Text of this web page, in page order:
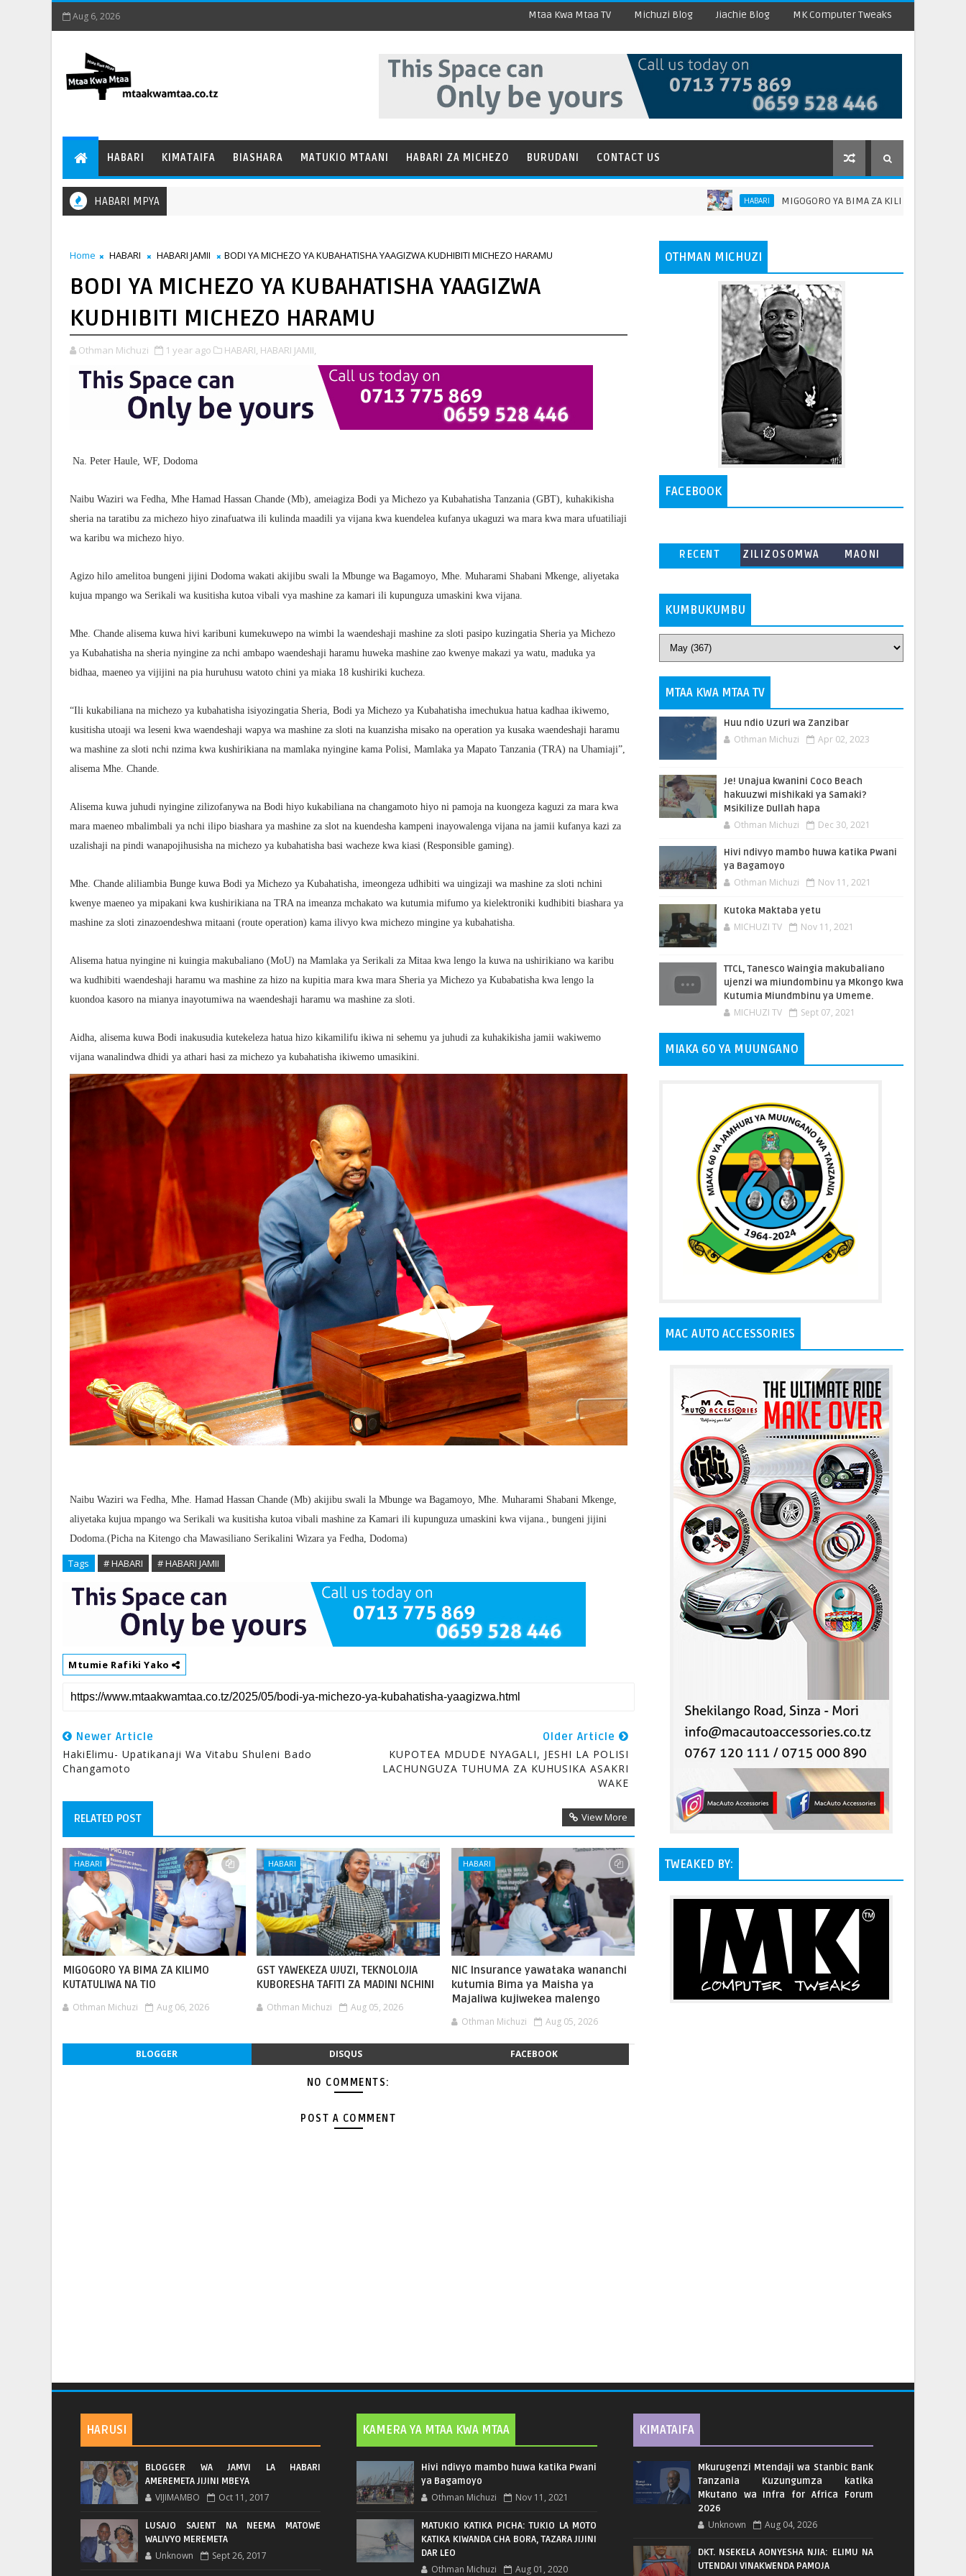
Aug 6, 2026 Mtaa Kwa Mtaa TV Michuzi Blog Jiachie Blog MK Computer Tweaks
HABARI KIMATAIFA BIASHARA MATUKIO MTAANI HABARI ZA MICHEZO BURUDANI CONTACT US
HABARI MPYA HABARI MIGOGORO YA BIMA ZA KILIMO KUTATULIWA NA TIO
Home HABARI HABARI JAMII BODI YA MICHEZO YA KUBAHATISHA YAAGIZWA KUDHIBITI MICHEZO HARAMU
BODI YA MICHEZO YA KUBAHATISHA YAAGIZWA
KUDHIBITI MICHEZO HARAMU
Othman Michuzi 1 year ago HABARI, HABARI JAMII,
Na. Peter Haule, WF, Dodoma
Naibu Waziri wa Fedha, Mhe Hamad Hassan Chande (Mb), ameiagiza Bodi ya Michezo ya Kubahatisha Tanzania (GBT), kuhakikisha
sheria na taratibu za michezo hiyo zinafuatwa ili kulinda maadili ya vijana kwa kuendelea kufanya ukaguzi wa mara kwa mara ufuatiliaji
wa karibu wa michezo hiyo.
Agizo hilo amelitoa bungeni jijini Dodoma wakati akijibu swali la Mbunge wa Bagamoyo, Mhe. Muharami Shabani Mkenge, aliyetaka
kujua mpango wa Serikali wa kusitisha kutoa vibali vya mashine za kamari ili kupunguza umaskini kwa vijana.
Mhe. Chande alisema kuwa hivi karibuni kumekuwepo na wimbi la waendeshaji mashine za sloti pasipo kuzingatia Sheria ya Michezo
ya Kubahatisha na sheria nyingine za nchi ambapo waendeshaji haramu huweka mashine zao kwenye makazi ya watu, maduka ya
bidhaa, maeneo ya vijijini na pia huruhusu watoto chini ya miaka 18 kushiriki kucheza.
“Ili kukabiliana na michezo ya kubahatisha isiyozingatia Sheria, Bodi ya Michezo ya Kubahatisha imechukua hatua kadhaa ikiwemo,
kusitisha utoaji wa leseni kwa waendeshaji wapya wa mashine za sloti na kuanzisha misako na operation ya kusaka waendeshaji haramu
wa mashine za sloti nchi nzima kwa kushirikiana na mamlaka nyingine kama Polisi, Mamlaka ya Mapato Tanzania (TRA) na Uhamiaji”,
alisema Mhe. Chande.
Alisema kuwa juhudi nyingine zilizofanywa na Bodi hiyo kukabiliana na changamoto hiyo ni pamoja na kuongeza kaguzi za mara kwa
mara maeneo mbalimbali ya nchi ilipo biashara ya mashine za slot na kuendesha kampeni inayowalenga vijana na jamii kufanya kazi za
uzalishaji na pindi wanapojihusisha na michezo ya kubahatisha basi wacheze kwa kiasi (Responsible gaming).
Mhe. Chande aliliambia Bunge kuwa Bodi ya Michezo ya Kubahatisha, imeongeza udhibiti wa uingizaji wa mashine za sloti nchini
kwenye maeneo ya mipakani kwa kushirikiana na TRA na imeanza mchakato wa kutumia mifumo ya kielektroniki kudhibiti biashara ya
mashine za sloti zinazoendeshwa mitaani (route operation) kama ilivyo kwa michezo mingine ya kubahatisha.
Alisema hatua nyingine ni kuingia makubaliano (MoU) na Mamlaka ya Serikali za Mitaa kwa lengo la kuwa na ushirikiano wa karibu
wa kudhibiti waendeshaji haramu wa mashine za hizo na kupitia mara kwa mara Sheria ya Michezo ya Kubabatisha kwa lengo la
kuondoa kasoro na mianya inayotumiwa na waendeshaji haramu wa mashine za sloti.
Aidha, alisema kuwa Bodi inakusudia kutekeleza hatua hizo kikamilifu ikiwa ni sehemu ya juhudi za kuhakikisha jamii wakiwemo
vijana wanalindwa dhidi ya athari hasi za michezo ya kubahatisha ikiwemo umasikini.
Naibu Waziri wa Fedha, Mhe. Hamad Hassan Chande (Mb) akijibu swali la Mbunge wa Bagamoyo, Mhe. Muharami Shabani Mkenge,
aliyetaka kujua mpango wa Serikali wa kusitisha kutoa vibali mashine za Kamari ili kupunguza umaskini kwa vijana., bungeni jijini
Dodoma.(Picha na Kitengo cha Mawasiliano Serikalini Wizara ya Fedha, Dodoma)
Tags # HABARI # HABARI JAMII
Mtumie Rafiki Yako
Newer Article
HakiElimu- Upatikanaji Wa Vitabu Shuleni Bado
Changamoto
Older Article
KUPOTEA MDUDE NYAGALI, JESHI LA POLISI
LACHUNGUZA TUHUMA ZA KUHUSIKA ASAKRI
WAKE
RELATED POST View More
HABARI
MIGOGORO YA BIMA ZA KILIMO
KUTATULIWA NA TIO
Othman Michuzi Aug 06, 2026
HABARI
GST YAWEKEZA UJUZI, TEKNOLOJIA
KUBORESHA TAFITI ZA MADINI NCHINI
Othman Michuzi Aug 05, 2026
HABARI
NIC Insurance yawataka wananchi
kutumia Bima ya Maisha ya
Majaliwa kujiwekea malengo
Othman Michuzi Aug 05, 2026
BLOGGER DISQUS FACEBOOK
NO COMMENTS:
POST A COMMENT
OTHMAN MICHUZI
FACEBOOK
RECENT
ZILIZOSOMWA
MAONI
KUMBUKUMBU
MTAA KWA MTAA TV
Huu ndio Uzuri wa Zanzibar
Othman Michuzi Apr 02, 2023
Je! Unajua kwanini Coco Beach
hakuuzwi mishikaki ya Samaki?
Msikilize Dullah hapa
Othman Michuzi Dec 30, 2021
Hivi ndivyo mambo huwa katika Pwani
ya Bagamoyo
Othman Michuzi Nov 11, 2021
Kutoka Maktaba yetu
MICHUZI TV Nov 11, 2021
TTCL, Tanesco Waingia makubaliano
ujenzi wa miundombinu ya Mkongo kwa
Kutumia Miundmbinu ya Umeme.
MICHUZI TV Sept 07, 2021
MIAKA 60 YA MUUNGANO
MAC AUTO ACCESSORIES
TWEAKED BY:
HARUSI
BLOGGER WA JAMVI LA HABARI
AMEREMETA JIJINI MBEYA
VIJIMAMBO Oct 11, 2017
LUSAJO SAJENT NA NEEMA MATOWE
WALIVYO MEREMETA
Unknown Sept 26, 2017
KAMERA YA MTAA KWA MTAA
Hivi ndivyo mambo huwa katika Pwani
ya Bagamoyo
Othman Michuzi Nov 11, 2021
MATUKIO KATIKA PICHA: TUKIO LA MOTO
KATIKA KIWANDA CHA BORA, TAZARA JIJINI
DAR LEO
Othman Michuzi Aug 01, 2020
KIMATAIFA
Mkurugenzi Mtendaji wa Stanbic Bank
Tanzania Kuzungumza katika
Mkutano wa Infra for Africa Forum
2026
Unknown Aug 04, 2026
DKT. NSEKELA AONYESHA NJIA: ELIMU NA
UTENDAJI VINAKWENDA PAMOJA